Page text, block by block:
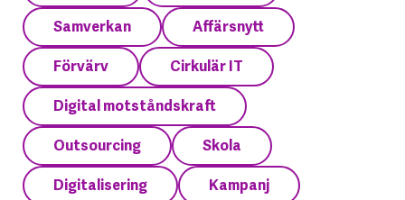
Samverkan Affärsnytt
Förvärv Cirkulär IT
Digital motståndskraft
Outsourcing Skola
Digitalisering Kampanj